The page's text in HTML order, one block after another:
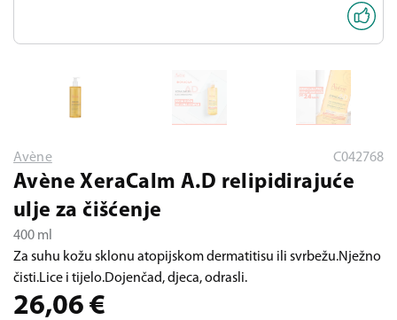
Avène C042768
Avène XeraCalm A.D relipidirajuće
ulje za čišćenje
400 ml
Za suhu kožu sklonu atopijskom dermatitisu ili svrbežu.Nježno
čisti.Lice i tijelo.Dojenčad, djeca, odrasli.
26,06 €